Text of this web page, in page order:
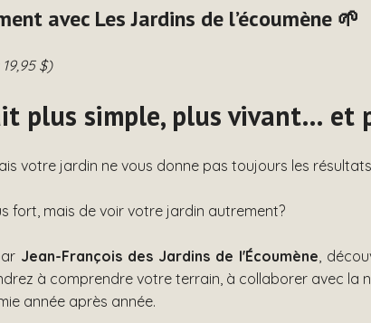
avec Les Jardins de l’écoumène 🌱
$)
plus simple, plus vivant… et
votre jardin ne vous donne pas toujours les
fort, mais de voir votre jardin autrement?
Jean-François des Jardins de l'Écoumène ,
à comprendre votre terrain, à collaborer avec
année après année.